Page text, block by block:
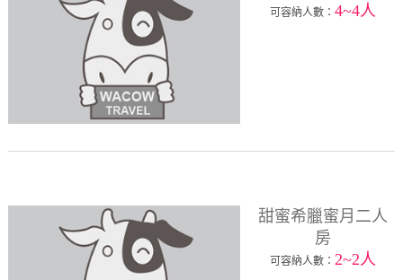
可容納人數：4~4人
甜蜜希臘蜜月二人
房
可容納人數：2~2人